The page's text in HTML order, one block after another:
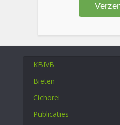
KBIVB
Bieten
Cichorei
Publicaties